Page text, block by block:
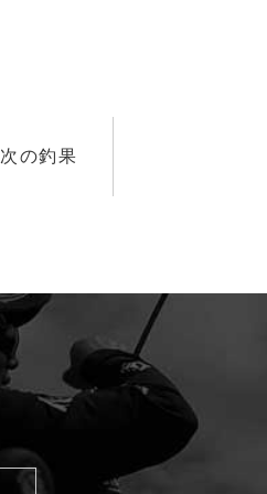
次の釣果